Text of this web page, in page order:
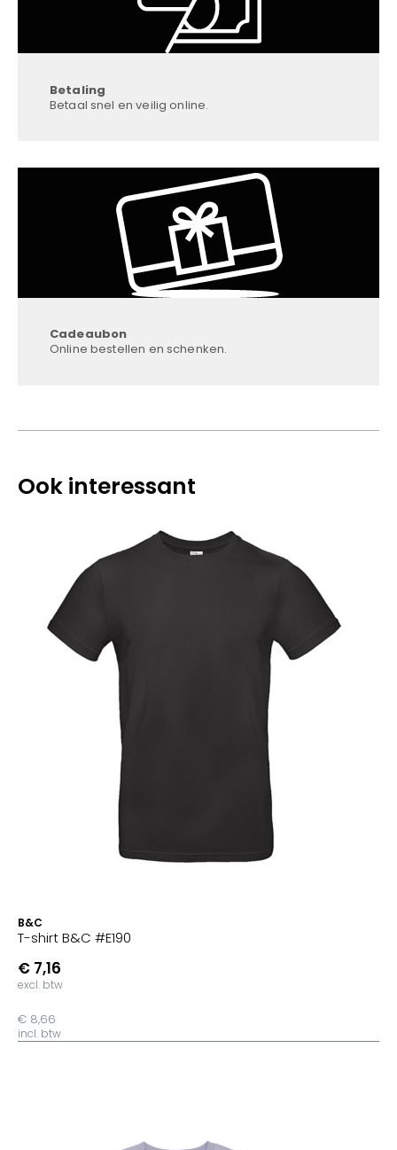
Betaling
Betaal snel en veilig online.
Cadeaubon
Online bestellen en schenken.
Ook interessant
B&C
T-shirt B&C #E190
€ 7,16
excl. btw
€ 8,66
incl. btw